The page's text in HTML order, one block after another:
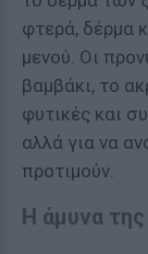
φτερά, δέρμα
μενού. Οι
βαμβάκι, το
φυτικές και
αλλά για να
προτιμούν.
Η άμυνα